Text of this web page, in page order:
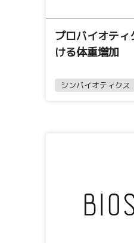
プロバイオテ
ける体重増加
シンバイオティクス